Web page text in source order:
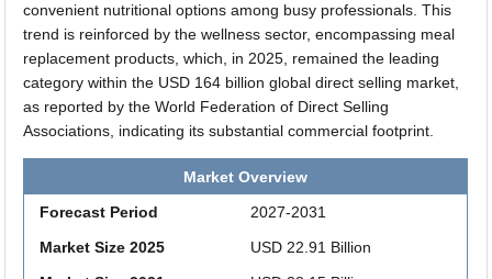
convenient nutritional options among busy professionals. This
trend is reinforced by the wellness sector, encompassing meal
replacement products, which, in 2025, remained the leading
category within the USD 164 billion global direct selling market,
as reported by the World Federation of Direct Selling
Associations, indicating its substantial commercial footprint.
Market Overview
Forecast Period
2027-2031
Market Size 2025
USD 22.91 Billion